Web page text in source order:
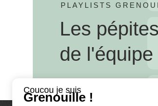
PLAYLISTS
Les pépites
de l'équipe
Coucou je suis
Grenouille !